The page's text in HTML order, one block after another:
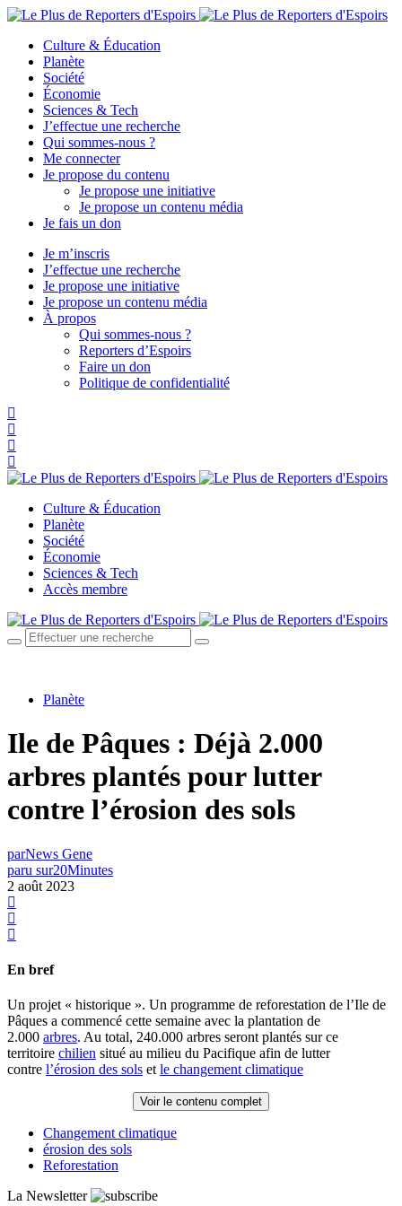
Culture & Éducation
Planète
Société
Économie
Sciences & Tech
J’effectue une recherche
Qui sommes-nous ?
Me connecter
Je propose du contenu
Je propose une initiative
Je propose un contenu média
Je fais un don
Je m’inscris
J’effectue une recherche
Je propose une initiative
Je propose un contenu média
À propos
Qui sommes-nous ?
Reporters d’Espoirs
Faire un don
Politique de confidentialité
Culture & Éducation
Planète
Société
Économie
Sciences & Tech
Accès membre
Planète
Ile de Pâques : Déjà 2.000
arbres plantés pour lutter
contre l’érosion des sols
parNews Gene
paru sur20Minutes
2 août 2023
En bref
Un projet « historique ». Un programme de reforestation de l’Ile de
Pâques a commencé cette semaine avec la plantation de
2.000 arbres. Au total, 240.000 arbres seront plantés sur ce
territoire chilien situé au milieu du Pacifique afin de lutter
contre l’érosion des sols etle changement climatique
Voir le contenu complet
Changement climatique
érosion des sols
Reforestation
La Newsletter